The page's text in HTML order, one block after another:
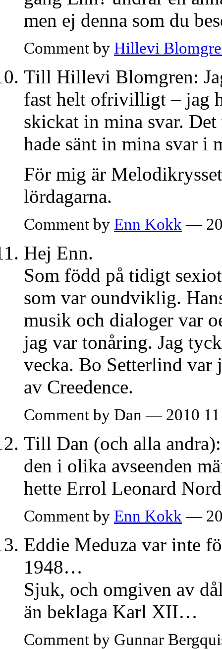
men ej denna som du
Comment by Hillevi
Till Hillevi Blomgren:
fast helt ofrivilligt – jag
skickat in mina svar. Det
hade sänt in mina svar i
För mig är
lördagarna.
Comment by Enn Kokk —
Hej Enn.
Som född på tidigt
som var oundviklig.
musik och dialoger var
jag var tonåring. Jag
vecka. Bo Setterlind var
av Creedence.
Comment by Dan — 2010
Till Dan (och alla
den i olika avseenden
hette Errol Leonard
Comment by Enn Kokk —
Eddie Meduza var inte
1948…
Sjuk, och omgiven av
än beklaga Karl XII…
Comment by Gunnar